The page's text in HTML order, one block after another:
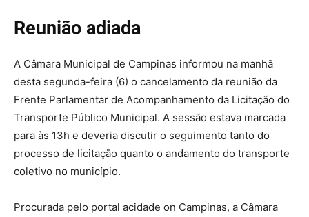
Reunião adiada
A Câmara Municipal de Campinas informou na manhã
desta segunda-feira (6) o cancelamento da reunião da
Frente Parlamentar de Acompanhamento da Licitação do
Transporte Público Municipal. A sessão estava marcada
para às 13h e deveria discutir o seguimento tanto do
processo de licitação quanto o andamento do transporte
coletivo no município.
Procurada pelo portal acidade on Campinas, a Câmara